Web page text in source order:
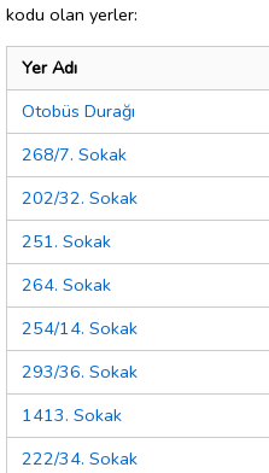
kodu olan yerler:
Yer Adı
Otobüs Durağı
268/7. Sokak
202/32. Sokak
251. Sokak
264. Sokak
254/14. Sokak
293/36. Sokak
1413. Sokak
222/34. Sokak